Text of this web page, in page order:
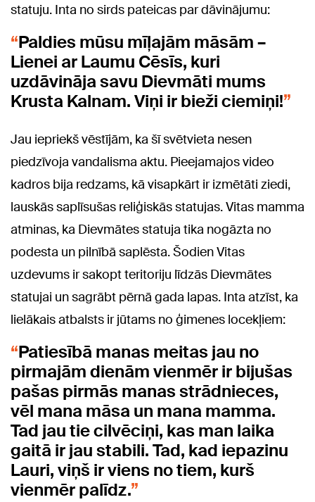
statuju. Inta no sirds pateicas par dāvinājumu:
Paldies mūsu mīļajām māsām –
Lienei ar Laumu Cēsīs, kuri
uzdāvināja savu Dievmāti mums
Krusta Kalnam. Viņi ir bieži ciemiņi!
Jau iepriekš vēstījām, ka šī svētvieta nesen
piedzīvoja vandalisma aktu. Pieejamajos video
kadros bija redzams, kā visapkārt ir izmētāti ziedi,
lauskās saplīsušas reliģiskās statujas. Vitas mamma
atminas, ka Dievmātes statuja tika nogāzta no
podesta un pilnībā saplēsta. Šodien Vitas
uzdevums ir sakopt teritoriju līdzās Dievmātes
statujai un sagrābt pērnā gada lapas. Inta atzīst, ka
lielākais atbalsts ir jūtams no ģimenes locekļiem:
Patiesībā manas meitas jau no
pirmajām dienām vienmēr ir bijušas
pašas pirmās manas strādnieces,
vēl mana māsa un mana mamma.
Tad jau tie cilvēciņi, kas man laika
gaitā ir jau stabili. Tad, kad iepazinu
Lauri, viņš ir viens no tiem, kurš
vienmēr palīdz.